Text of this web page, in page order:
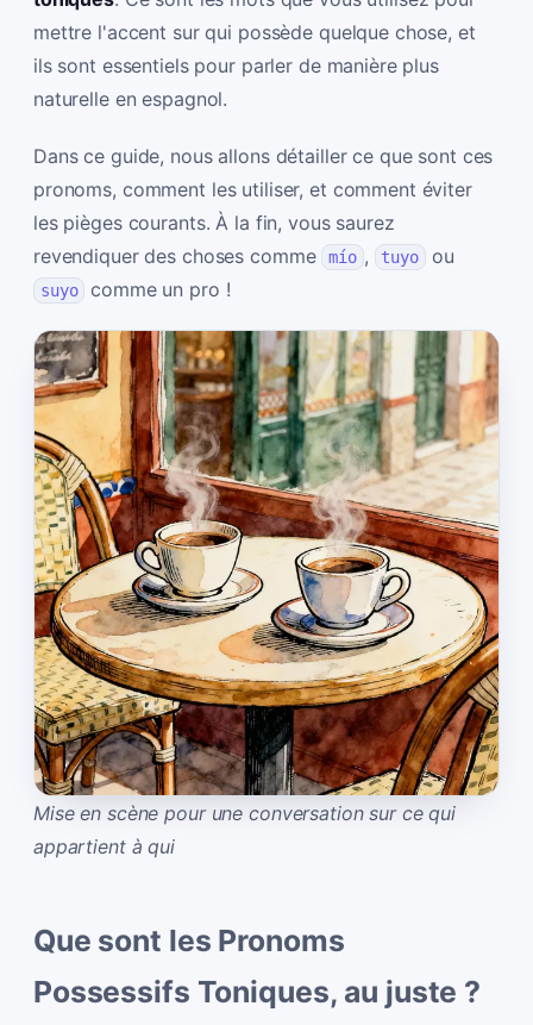
mettre l'accent sur qui possède quelque chose, et
ils sont essentiels pour parler de manière plus
naturelle en espagnol.
Dans ce guide, nous allons détailler ce que sont ces
pronoms, comment les utiliser, et comment éviter
les pièges courants. À la fin, vous saurez
revendiquer des choses comme mío , tuyo ou
suyo comme un pro !
Mise en scène pour une conversation sur ce qui
appartient à qui
Que sont les Pronoms
Possessifs Toniques, au juste ?